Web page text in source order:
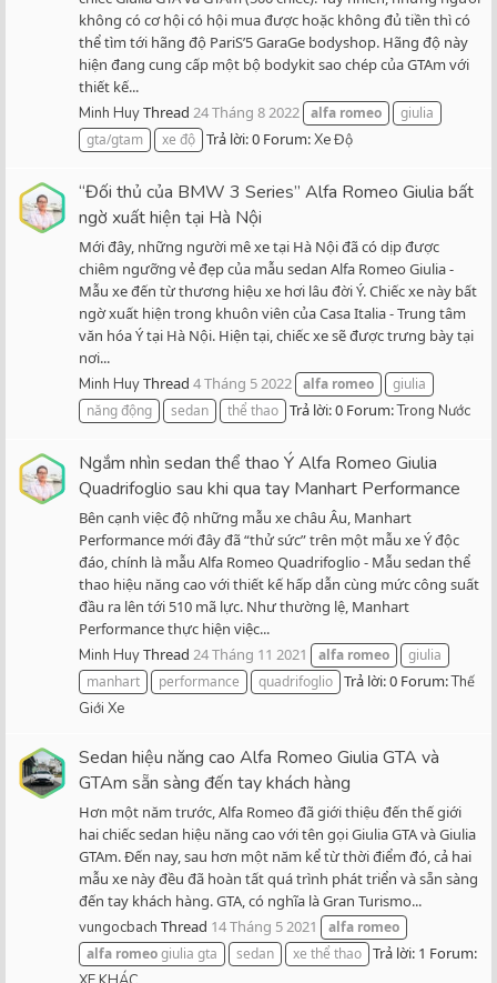
không có cơ hội có hội mua được hoặc không đủ tiền thì có
thể tìm tới hãng độ PariS’5 GaraGe bodyshop. Hãng độ này
hiện đang cung cấp một bộ bodykit sao chép của GTAm với
thiết kế...
Minh HuyThread 24 Tháng 8 2022 alfa romeo
giulia
gta/gtam
xe độ Trả lời: 0 Forum:Xe Độ
“Đối thủ của BMW 3 Series” Alfa Romeo Giulia bất
ngờ xuất hiện tại Hà Nội
Mới đây, những người mê xe tại Hà Nội đã có dịp được
chiêm ngưỡng vẻ đẹp của mẫu sedan Alfa Romeo Giulia -
Mẫu xe đến từ thương hiệu xe hơi lâu đời Ý. Chiếc xe này bất
ngờ xuất hiện trong khuôn viên của Casa Italia - Trung tâm
văn hóa Ý tại Hà Nội. Hiện tại, chiếc xe sẽ được trưng bày tại
nơi...
Minh HuyThread 4 Tháng 5 2022 alfa romeo
giulia
năng động
sedan thể thao Trả lời: 0 Forum:Trong Nước
Ngắm nhìn sedan thể thao Ý Alfa Romeo Giulia
Quadrifoglio sau khi qua tay Manhart Performance
Bên cạnh việc độ những mẫu xe châu Âu, Manhart
Performance mới đây đã “thử sức” trên một mẫu xe Ý độc
đáo, chính là mẫu Alfa Romeo Quadrifoglio - Mẫu sedan thể
thao hiệu năng cao với thiết kế hấp dẫn cùng mức công suất
đầu ra lên tới 510 mã lực. Như thường lệ, Manhart
Performance thực hiện việc...
Minh HuyThread 24 Tháng 11 2021 alfa romeo
giulia
manhart
performance quadrifoglio Trả lời: 0 Forum:Thế
Giới Xe
Sedan hiệu năng cao Alfa Romeo Giulia GTA và
GTAm sẵn sàng đến tay khách hàng
Hơn một năm trước, Alfa Romeo đã giới thiệu đến thế giới
hai chiếc sedan hiệu năng cao với tên gọi Giulia GTA và Giulia
GTAm. Đến nay, sau hơn một năm kể từ thời điểm đó, cả hai
mẫu xe này đều đã hoàn tất quá trình phát triển và sẵn sàng
đến tay khách hàng. GTA, có nghĩa là Gran Turismo...
vungocbach Thread 14 Tháng 5 2021 alfa romeo
alfa romeogiulia gta sedan xe thể thao Trả lời: 1 Forum: